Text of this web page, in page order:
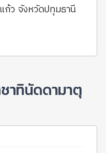
ก้ว จังหวัดปทุมธานี
ชาทินัดดามาตุ